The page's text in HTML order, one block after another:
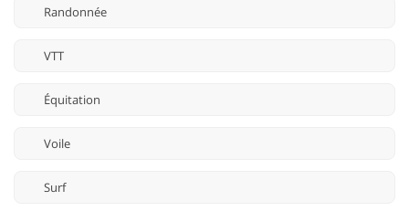
Randonnée
VTT
Équitation
Voile
Surf